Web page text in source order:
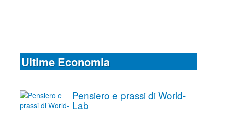
Ultime Economia
Pensiero e prassi di World-
Lab